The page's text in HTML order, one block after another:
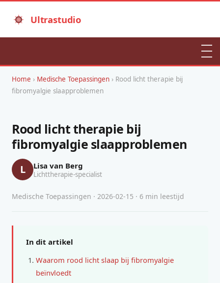
Ultrastudio
Home › Medische Toepassingen › Rood licht therapie bij
fibromyalgie slaapproblemen
Rood licht therapie bij
fibromyalgie slaapproblemen
L Lisa van Berg
Lichttherapie-specialist
Medische Toepassingen · 2026-02-15 · 6 min leestijd
In dit artikel
Waarom rood licht slaap bij fibromyalgie
beïnvloedt